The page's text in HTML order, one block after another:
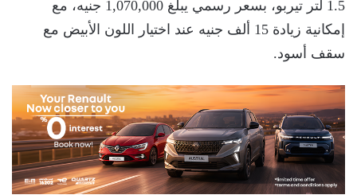
1.5 لتر تيربو، بسعر رسمي يبلغ 1,070,000 جنيه، مع
إمكانية زيادة 15 ألف جنيه عند اختيار اللون الأبيض مع
سقف أسود.